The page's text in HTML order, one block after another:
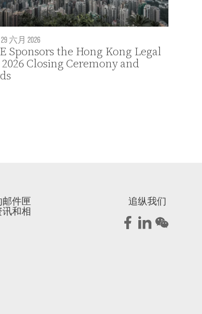
29 六月 2026
Sponsors the Hong Kong Legal
Closing Ceremony and
件匣
和相
追纵我们